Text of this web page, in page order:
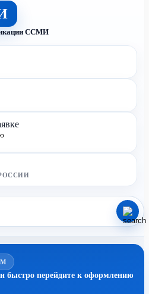
ССМИ
быстро перейдите к оформлению